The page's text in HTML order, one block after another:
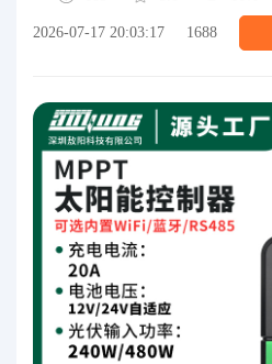
2026-07-17 20:03:17 1688